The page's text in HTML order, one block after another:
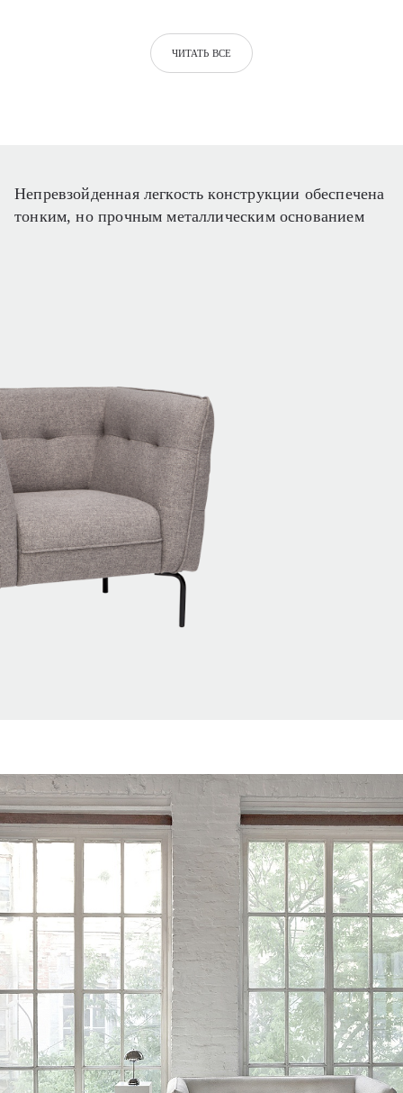
ЧИТАТЬ ВСЕ
Непревзойденная легкость конструкции обеспечена
тонким, но прочным металлическим основанием